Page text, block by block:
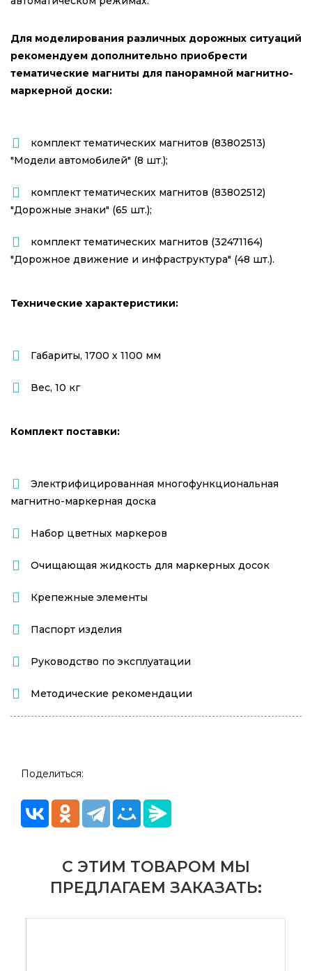
Для моделирования различных дорожных ситуаций
рекомендуем дополнительно приобрести
тематические магниты для панорамной магнитно-
маркерной доски:
комплект тематических магнитов (83802513)
"Модели автомобилей" (8 шт.);
комплект тематических магнитов (83802512)
"Дорожные знаки" (65 шт.);
комплект тематических магнитов (32471164)
"Дорожное движение и инфраструктура" (48 шт.).
Технические характеристики:
Габариты, 1700 х 1100 мм
Вес, 10 кг
Комплект поставки:
Электрифицированная многофункциональная
магнитно-маркерная доска
Набор цветных маркеров
Очищающая жидкость для маркерных досок
Крепежные элементы
Паспорт изделия
Руководство по эксплуатации
Методические рекомендации
Поделиться:
С ЭТИМ ТОВАРОМ МЫ
ПРЕДЛАГАЕМ ЗАКАЗАТЬ: